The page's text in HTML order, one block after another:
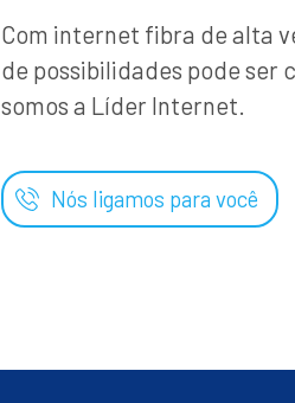
Com internet fibra de alta
de possibilidades pode ser
somos a Líder Internet.
Nós ligamos para você